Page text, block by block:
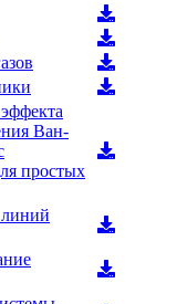
Ван-
простых